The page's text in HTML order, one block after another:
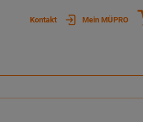
Kontakt Mein MÜPRO